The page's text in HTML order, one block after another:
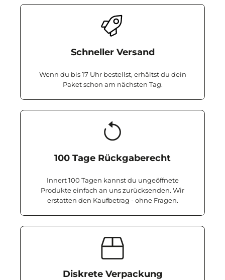
Schneller Versand
Wenn du bis 17 Uhr bestellst, erhältst du dein
Paket schon am nächsten Tag.
100 Tage Rückgaberecht
Innert 100 Tagen kannst du ungeöffnete
Produkte einfach an uns zurücksenden. Wir
erstatten den Kaufbetrag - ohne Fragen.
Diskrete Verpackung